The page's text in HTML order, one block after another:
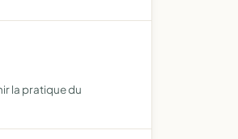
la pratique du